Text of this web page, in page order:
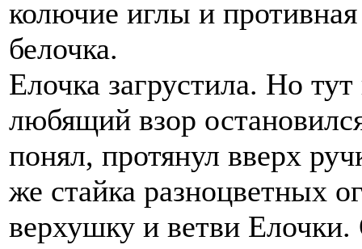
колючие иглы и
белочка.
Елочка загрустила. Но
любящий взор
понял, протянул вверх
же стайка разноцветных
верхушку и ветви Елочки.